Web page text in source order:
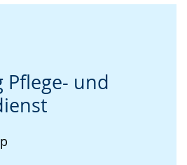
Pflege- und